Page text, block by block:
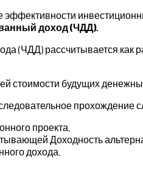
доход (ЧДД).
(ЧДД) рассчитывается
стоимости будущих
прохождение
проекта.
Доходность
дохода.